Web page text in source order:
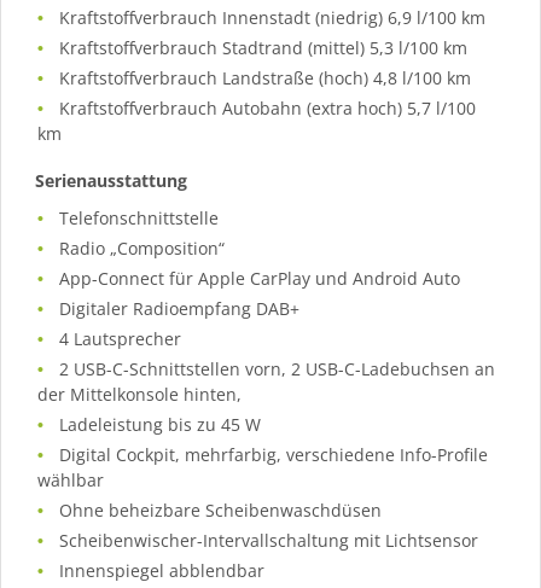
Kraftstoffverbrauch Innenstadt (niedrig) 6,9 l/100 km
Kraftstoffverbrauch Stadtrand (mittel) 5,3 l/100 km
Kraftstoffverbrauch Landstraße (hoch) 4,8 l/100 km
Kraftstoffverbrauch Autobahn (extra hoch) 5,7 l/100
km
Serienausstattung
Telefonschnittstelle
Radio „Composition“
App-Connect für Apple CarPlay und Android Auto
Digitaler Radioempfang DAB+
4 Lautsprecher
2 USB-C-Schnittstellen vorn, 2 USB-C-Ladebuchsen an
der Mittelkonsole hinten,
Ladeleistung bis zu 45 W
Digital Cockpit, mehrfarbig, verschiedene Info-Profile
wählbar
Ohne beheizbare Scheibenwaschdüsen
Scheibenwischer-Intervallschaltung mit Lichtsensor
Innenspiegel abblendbar